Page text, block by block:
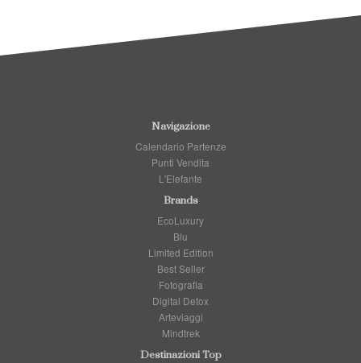
Navigazione
Calendario Partenze
Punti Vendita
L'Elefante
Brands
EcoLuxury
Blu
Limited Edition
Best Seller
Fotografia
Digital Detox
Arteviaggi
Mindtrek
Destinazioni Top